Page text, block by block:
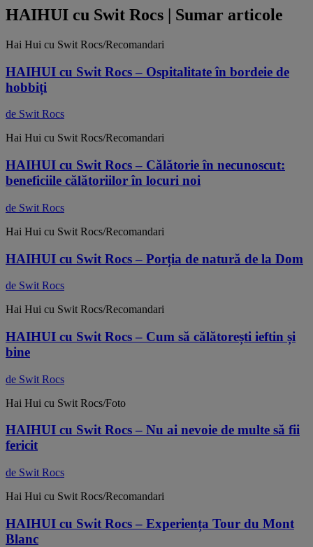
HAIHUI cu Swit Rocs | Sumar articole
Hai Hui cu Swit Rocs/Recomandari
HAIHUI cu Swit Rocs – Ospitalitate în bordeie de
hobbiți
de Swit Rocs
Hai Hui cu Swit Rocs/Recomandari
HAIHUI cu Swit Rocs – Călătorie în necunoscut:
beneficiile călătoriilor în locuri noi
de Swit Rocs
Hai Hui cu Swit Rocs/Recomandari
HAIHUI cu Swit Rocs – Porția de natură de la Dom
de Swit Rocs
Hai Hui cu Swit Rocs/Recomandari
HAIHUI cu Swit Rocs – Cum să călătorești ieftin și
bine
de Swit Rocs
Hai Hui cu Swit Rocs/Foto
HAIHUI cu Swit Rocs – Nu ai nevoie de multe să fii
fericit
de Swit Rocs
Hai Hui cu Swit Rocs/Recomandari
HAIHUI cu Swit Rocs – Experiența Tour du Mont
Blanc